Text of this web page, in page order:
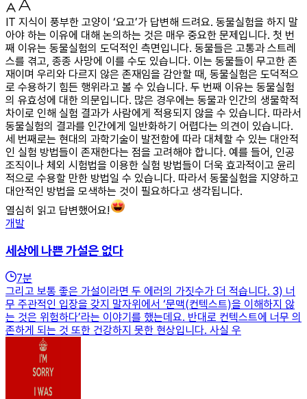
IT 지식이 풍부한 고양이 ‘요고’가 답변해 드려요. 동물실험을 하지 말
아야 하는 이유에 대해 논의하는 것은 매우 중요한 문제입니다. 첫 번
째 이유는 동물실험의 도덕적인 측면입니다. 동물들은 고통과 스트레
스를 겪고, 종종 사망에 이를 수도 있습니다. 이는 동물들이 무고한 존
재이며 우리와 다르지 않은 존재임을 감안할 때, 동물실험은 도덕적으
로 수용하기 힘든 행위라고 볼 수 있습니다. 두 번째 이유는 동물실험
의 유효성에 대한 의문입니다. 많은 경우에는 동물과 인간의 생물학적
차이로 인해 실험 결과가 사람에게 적용되지 않을 수 있습니다. 따라서
동물실험의 결과를 인간에게 일반화하기 어렵다는 의견이 있습니다.
세 번째로는 현대의 과학기술이 발전함에 따라 대체할 수 있는 대안적
인 실험 방법들이 존재한다는 점을 고려해야 합니다. 예를 들어, 인공
조직이나 체외 시험법을 이용한 실험 방법들이 더욱 효과적이고 윤리
적으로 수용할 만한 방법일 수 있습니다. 따라서 동물실험을 지양하고
대안적인 방법을 모색하는 것이 필요하다고 생각됩니다.
열심히 읽고 답변했어요!
개발
세상에 나쁜 가설은 없다
7분
그리고 보통 좋은 가설이라면 두 에러의 가짓수가 더 적습니다. 3) 너
무 주관적인 입장을 갖지 말자위에서 ‘문맥(컨텍스트)을 이해하지 않
는 것은 위험하다’라는 이야기를 했는데요. 반대로 컨텍스트에 너무 의
존하게 되는 것 또한 건강하지 못한 현상입니다. 사실 우